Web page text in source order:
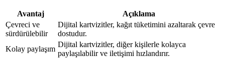
Avantaj
Açıklama
Çevreci ve
sürdürülebilir
Dijital kartvizitler, kağıt tüketimini azaltarak çevre
dostudur.
Kolay paylaşım
Dijital kartvizitler, diğer kişilerle kolayca
paylaşılabilir ve iletişimi hızlandırır.